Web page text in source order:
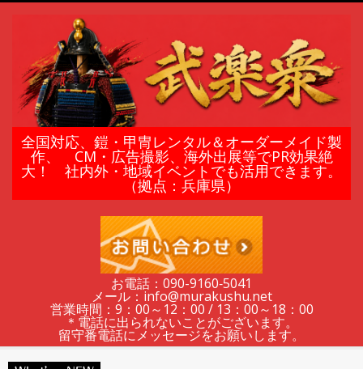
鎧
甲
レ
全国対応、鎧・甲冑レンタル＆オーダーメイド製
作、 CM・広告撮影、海外出展等でPR効果絶
大！ 社内外・地域イベントでも活用できます。
（拠点：兵庫県）
お電話：090-9160‐5041
メール：info@murakushu.net
営業時間：9：00～12：00 / 13：00～18：00
＊電話に出られないことがございます。
留守番電話にメッセージをお願いします。